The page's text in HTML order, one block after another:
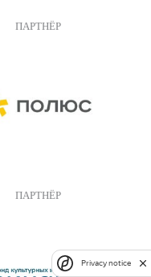
ПАРТНЁР
ПАРТНЁР
Privacy notice